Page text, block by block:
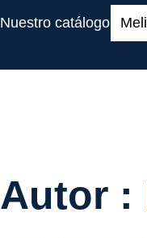
Nuestro catálogo
Autor :